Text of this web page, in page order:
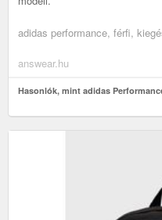
adidas performance, férfi,
answear.hu
Hasonlók, mint adidas